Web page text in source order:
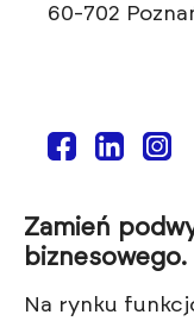
60-702
Zamień
biznesowego.
Na rynku